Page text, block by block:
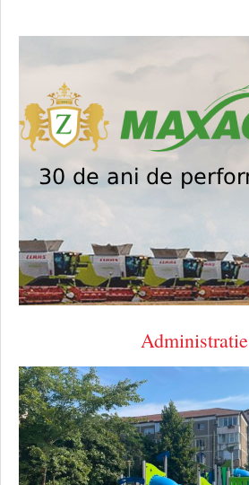
Administratie